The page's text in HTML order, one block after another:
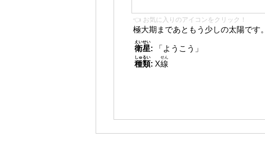
👈 お気に入りのアイコンをクリック！
極大期まであともう少しの太陽です。
衛星
えいせい
:
「ようこう」
種類
しゅるい
: X線
せん